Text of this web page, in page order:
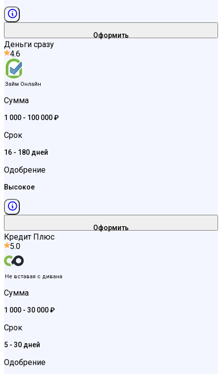
Оформить
Деньги сразу
4.6
Займ Онлайн
Сумма
1 000 - 100 000 ₽
Срок
16 - 180 дней
Одобрение
Высокое
Оформить
Кредит Плюс
5.0
Не вставая с дивана
Сумма
1 000 - 30 000 ₽
Срок
5 - 30 дней
Одобрение